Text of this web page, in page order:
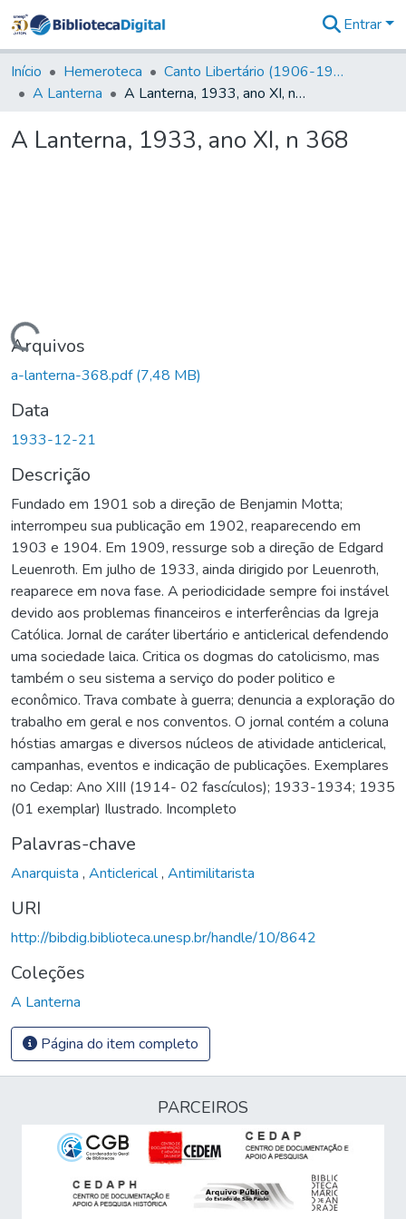
&
Coleções
Tudo na
Digital
Entrar
Início Hemeroteca
Canto Libertário (1906-1995)
A Lanterna
A Lanterna, 1933, ano XI, n 368
A Lanterna, 1933, ano XI, n 368
Carregando...
Arquivos
a-lanterna-368.pdf(7,48 MB)
Data
1933-12-21
Descrição
Fundado em 1901 sob a direção de Benjamin Motta;
interrompeu sua publicação em 1902, reaparecendo em
1903 e 1904. Em 1909, ressurge sob a direção de Edgard
Leuenroth. Em julho de 1933, ainda dirigido por Leuenroth,
reaparece em nova fase. A periodicidade sempre foi instável
devido aos problemas financeiros e interferências da Igreja
Católica. Jornal de caráter libertário e anticlerical defendendo
uma sociedade laica. Critica os dogmas do catolicismo, mas
também o seu sistema a serviço do poder politico e
econômico. Trava combate à guerra; denuncia a exploração do
trabalho em geral e nos conventos. O jornal contém a coluna
hóstias amargas e diversos núcleos de atividade anticlerical,
campanhas, eventos e indicação de publicações. Exemplares
no Cedap: Ano XIII (1914- 02 fascículos); 1933-1934; 1935
(01 exemplar) Ilustrado. Incompleto
Palavras-chave
Anarquista , Anticlerical, Antimilitarista
URI
http://bibdig.biblioteca.unesp.br/handle/10/8642
Coleções
A Lanterna
Página do item completo
PARCEIROS